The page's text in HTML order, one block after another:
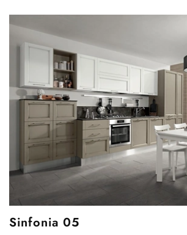
Sinfonia 05